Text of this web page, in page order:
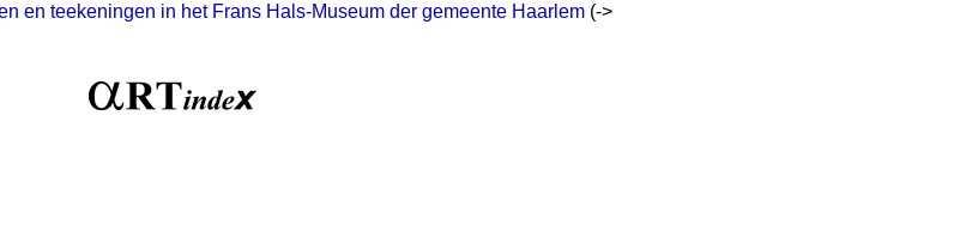
en teekeningen in het Frans Hals-Museum der gemeente Haarlem (->